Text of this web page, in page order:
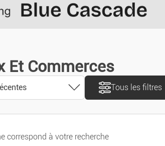
Et Commerces
Tous les filtres
correspond à votre recherche